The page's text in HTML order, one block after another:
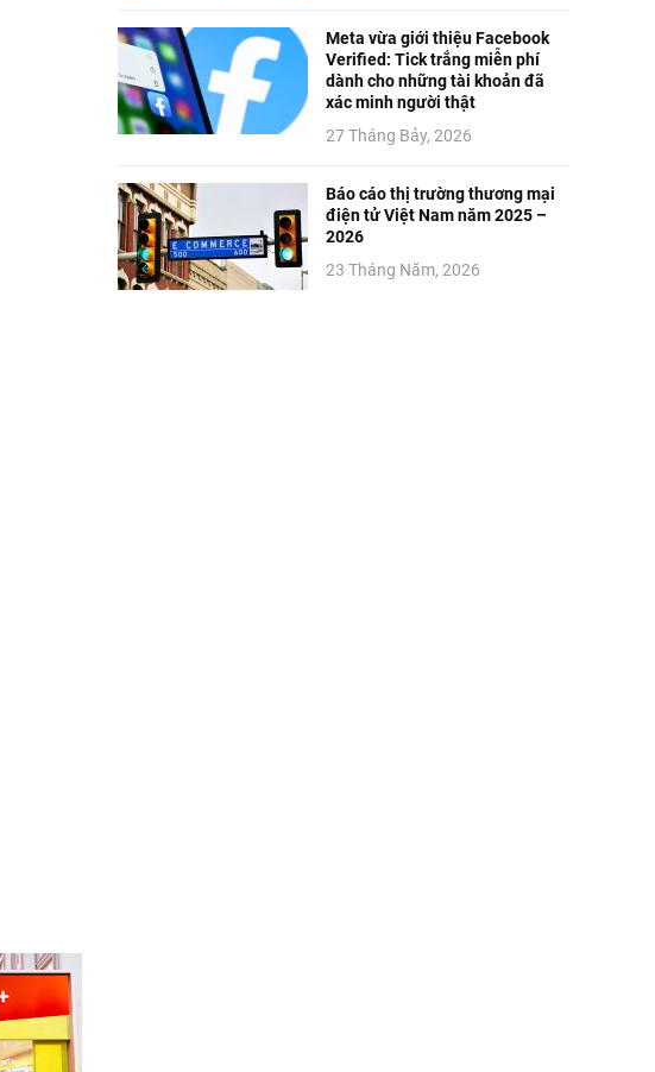
Meta vừa giới thiệu Facebook
Verified: Tick trắng miễn phí
dành cho những tài khoản đã
xác minh người thật
27 Tháng Bảy, 2026
Báo cáo thị trường thương mại
điện tử Việt Nam năm 2025 –
2026
23 Tháng Năm, 2026